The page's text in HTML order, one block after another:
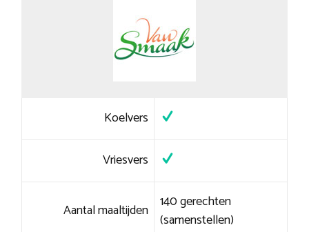
Koelvers
Vriesvers
Aantal maaltijden 140 gerechten
(samenstellen)